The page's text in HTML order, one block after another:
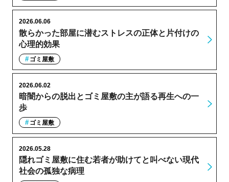
散らかった部屋に潜むストレスの正体と片付けの
心理的効果
2026.06.06
ゴミ屋敷
暗闇からの脱出とゴミ屋敷の主が語る再生への一
歩
2026.06.02
ゴミ屋敷
隠れゴミ屋敷に住む若者が助けてと叫べない現代
社会の孤独な病理
2026.05.28